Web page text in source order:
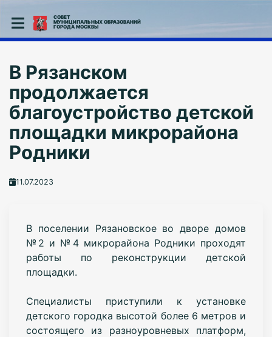
СОВЕТ
МУНИЦИПАЛЬНЫХ ОБРАЗОВАНИЙ
ГОРОДА МОСКВЫ
В Рязанском
продолжается
благоустройство детской
площадки микрорайона
Родники
11.07.2023
В поселении Рязановское во дворе домов
№2 и №4 микрорайона Родники проходят
работы по реконструкции детской
площадки.
Специалисты приступили к установке
детского городка высотой более 6 метров и
состоящего из разноуровневых платформ,